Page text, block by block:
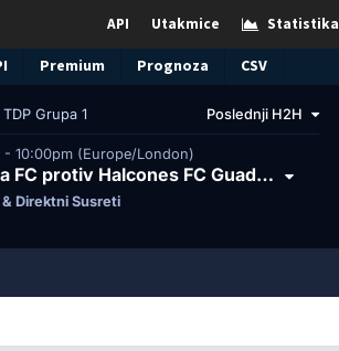
Statistika
Utakmice
API
Premium Prognoza CSV
TDP Grupa 1 Poslednji H2H
- 10:00pm (Europe/London)
Puerto Vallarta FC protiv Halcones FC Guadalajara
Direktni Susreti